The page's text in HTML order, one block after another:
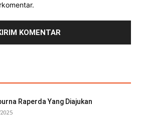
Raperda Yang Diajukan